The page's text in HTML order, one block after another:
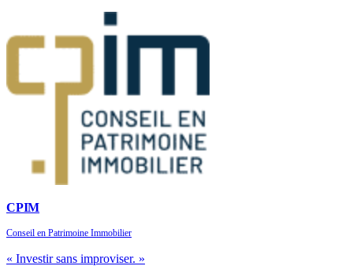
CPIM
Conseil en Patrimoine Immobilier
« Investir sans improviser. »